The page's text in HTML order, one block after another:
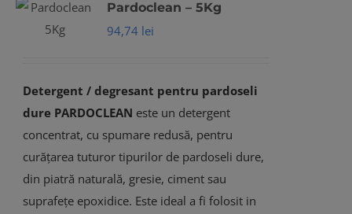
Pardoclean – 5Kg
94,74 lei
Detergent / degresant pentru pardoseli
dure PARDOCLEAN este un detergent
concentrat, cu spumare redusă, pentru
curățarea tuturor tipurilor de pardoseli dure,
din piatră naturală, gresie, ciment sau
suprafețe epoxidice. Este ideal a fi folosit in